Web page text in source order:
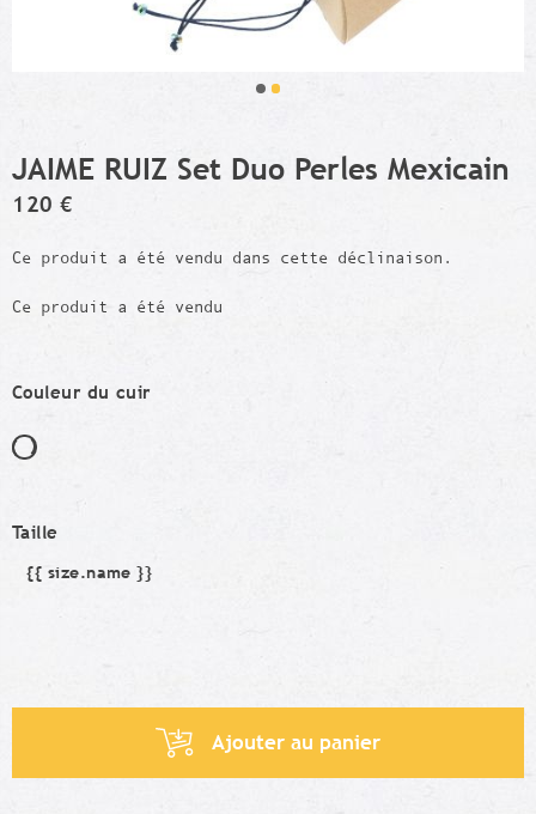
JAIME RUIZ Set Duo Perles Mexicain
120 €
Ce produit a été vendu dans cette déclinaison.
Ce produit a été vendu
Couleur du cuir
Taille
Taille
{{ size.name }}
Ajouter au panier